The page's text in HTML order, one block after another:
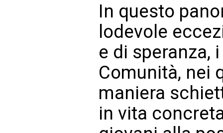
In questo
lodevole
e di speranza,
Comunità, nei
maniera
in vita